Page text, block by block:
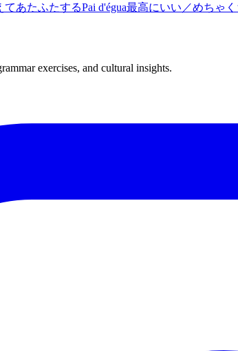
てあたふたするPai d'égua最高にいい／めちゃ
exercises, and cultural insights.